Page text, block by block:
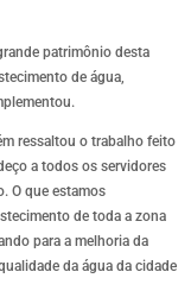
patrimônio desta
de água,
ressaltou o trabalho feito
a todos os servidores
O que estamos
de toda a zona
para a melhoria da
da água da cidade